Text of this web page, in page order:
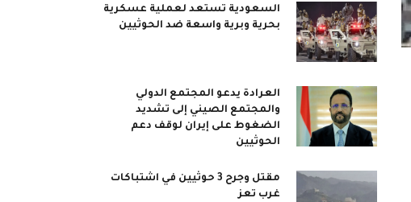
السعودية تستعد لعملية عسكرية
بحرية وبرية واسعة ضد الحوثيين
العرادة يدعو المجتمع الدولي
والمجتمع الصيني إلى تشديد
الضغوط على إيران لوقف دعم
الحوثيين
مقتل وجرح 3 حوثيين في اشتباكات
غرب تعز